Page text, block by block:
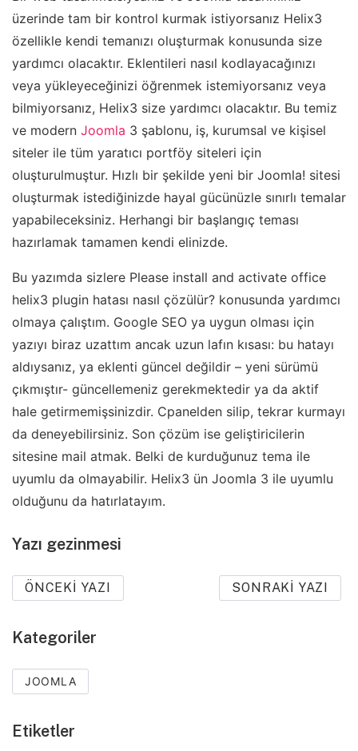
üzerinde tam bir kontrol kurmak istiyorsanız Helix3
özellikle kendi temanızı oluşturmak konusunda size
yardımcı olacaktır. Eklentileri nasıl kodlayacağınızı
veya yükleyeceğinizi öğrenmek istemiyorsanız veya
bilmiyorsanız, Helix3 size yardımcı olacaktır. Bu temiz
ve modern Joomla 3 şablonu, iş, kurumsal ve kişisel
siteler ile tüm yaratıcı portföy siteleri için
oluşturulmuştur. Hızlı bir şekilde yeni bir Joomla! sitesi
oluşturmak istediğinizde hayal gücünüzle sınırlı temalar
yapabileceksiniz. Herhangi bir başlangıç ​​teması
hazırlamak tamamen kendi elinizde.
Bu yazımda sizlere Please install and activate office
helix3 plugin hatası nasıl çözülür? konusunda yardımcı
olmaya çalıştım. Google SEO ya uygun olması için
yazıyı biraz uzattım ancak uzun lafın kısası: bu hatayı
aldıysanız, ya eklenti güncel değildir – yeni sürümü
çıkmıştır- güncellemeniz gerekmektedir ya da aktif
hale getirmemişsinizdir. Cpanelden silip, tekrar kurmayı
da deneyebilirsiniz. Son çözüm ise geliştiricilerin
sitesine mail atmak. Belki de kurduğunuz tema ile
uyumlu da olmayabilir. Helix3 ün Joomla 3 ile uyumlu
olduğunu da hatırlatayım.
Yazı gezinmesi
ÖNCEKI YAZI SONRAKI YAZI
Kategoriler
JOOMLA
Etiketler